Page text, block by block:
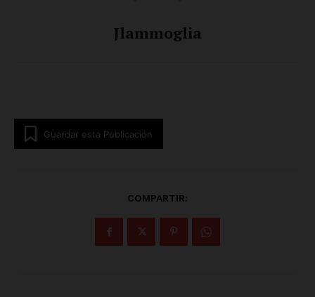
Jlammoglia
Guardar esta Publicación
COMPARTIR: